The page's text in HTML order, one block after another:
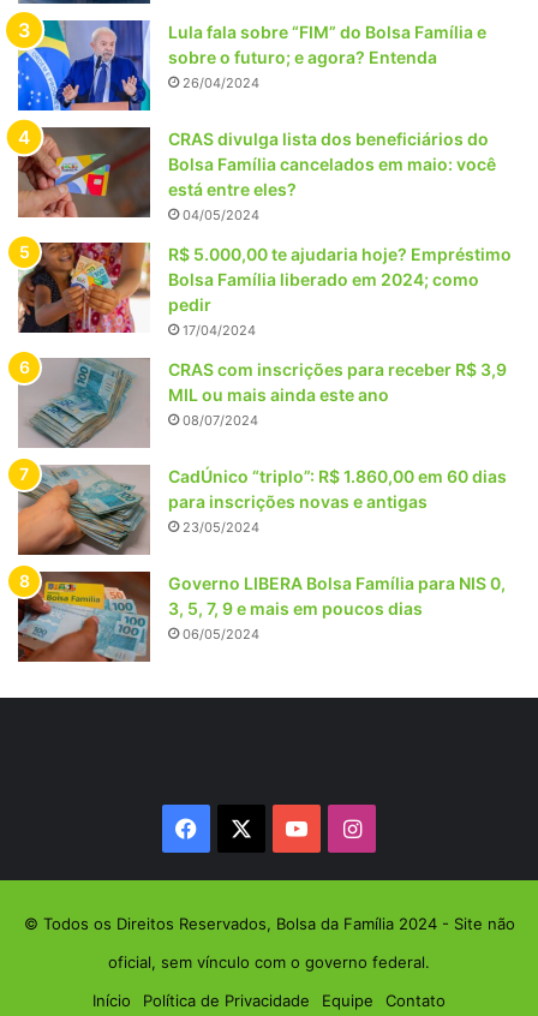
Lula fala sobre “FIM” do Bolsa Família e
sobre o futuro; e agora? Entenda
26/04/2024
CRAS divulga lista dos beneficiários do
Bolsa Família cancelados em maio: você
está entre eles?
04/05/2024
R$ 5.000,00 te ajudaria hoje? Empréstimo
Bolsa Família liberado em 2024; como
pedir
17/04/2024
CRAS com inscrições para receber R$ 3,9
MIL ou mais ainda este ano
08/07/2024
CadÚnico “triplo”: R$ 1.860,00 em 60 dias
para inscrições novas e antigas
23/05/2024
Governo LIBERA Bolsa Família para NIS 0,
3, 5, 7, 9 e mais em poucos dias
06/05/2024
Facebook YouTubeInstagram
© Todos os Direitos Reservados, Bolsa da Família 2024 - Site não
oficial, sem vínculo com o governo federal.
Início
Política de Privacidade Equipe Contato